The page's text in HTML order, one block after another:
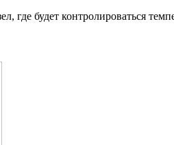
где будет контролироваться